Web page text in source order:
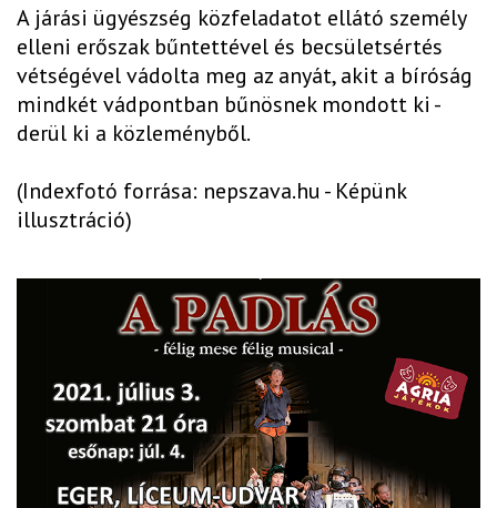
A járási ügyészség közfeladatot ellátó személy
elleni erőszak bűntettével és becsületsértés
vétségével vádolta meg az anyát, akit a bíróság
mindkét vádpontban bűnösnek mondott ki -
derül ki a közleményből.
(Indexfotó forrása: nepszava.hu - Képünk
illusztráció)